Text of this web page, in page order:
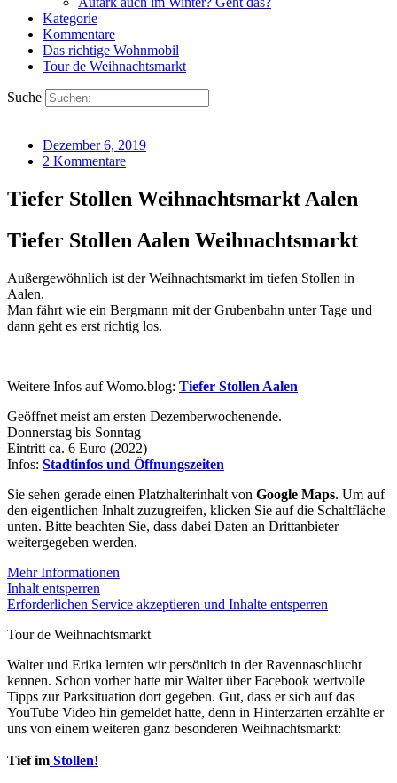
Kategorie
Kommentare
Das richtige Wohnmobil
Tour de Weihnachtsmarkt
Suche
Dezember 6, 2019
2 Kommentare
Tiefer Stollen Weihnachtsmarkt Aalen
Tiefer Stollen Aalen Weihnachtsmarkt
Außergewöhnlich ist der Weihnachtsmarkt im tiefen Stollen in
Aalen.
Man fährt wie ein Bergmann mit der Grubenbahn unter Tage und
dann geht es erst richtig los.
Weitere Infos auf Womo.blog: Tiefer Stollen Aalen
Geöffnet meist am ersten Dezemberwochenende.
Donnerstag bis Sonntag
Eintritt ca. 6 Euro (2022)
Infos: Stadtinfos und Öffnungszeiten
Sie sehen gerade einen Platzhalterinhalt von Google Maps. Um auf
den eigentlichen Inhalt zuzugreifen, klicken Sie auf die Schaltfläche
unten. Bitte beachten Sie, dass dabei Daten an Drittanbieter
weitergegeben werden.
Mehr Informationen
Inhalt entsperren
Erforderlichen Service akzeptieren und Inhalte entsperren
Tour de Weihnachtsmarkt
Walter und Erika lernten wir persönlich in der Ravennaschlucht
kennen. Schon vorher hatte mir Walter über Facebook wertvolle
Tipps zur Parksituation dort gegeben. Gut, dass er sich auf das
YouTube Video hin gemeldet hatte, denn in Hinterzarten erzählte er
uns von einem weiteren ganz besonderen Weihnachtsmarkt:
Tief im Stollen!